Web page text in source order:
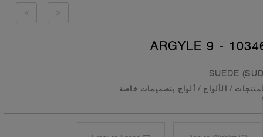
10346 -
SUEDE
/ الألواح / ألواح بتصميمات خاصة